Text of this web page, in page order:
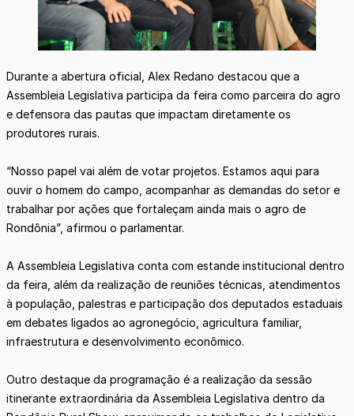
Durante a abertura oficial, Alex Redano destacou que a
Assembleia Legislativa participa da feira como parceira do agro
e defensora das pautas que impactam diretamente os
produtores rurais.
“Nosso papel vai além de votar projetos. Estamos aqui para
ouvir o homem do campo, acompanhar as demandas do setor e
trabalhar por ações que fortaleçam ainda mais o agro de
Rondônia”, afirmou o parlamentar.
A Assembleia Legislativa conta com estande institucional dentro
da feira, além da realização de reuniões técnicas, atendimentos
à população, palestras e participação dos deputados estaduais
em debates ligados ao agronegócio, agricultura familiar,
infraestrutura e desenvolvimento econômico.
Outro destaque da programação é a realização da sessão
itinerante extraordinária da Assembleia Legislativa dentro da